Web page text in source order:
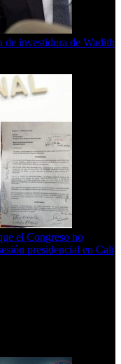
de investidura de Wadith
el Congreso no
presidencial en Cali